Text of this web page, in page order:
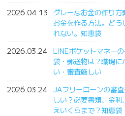
2026.04.13
グレーなお金の作り
お金を作る方法。ど
れない。知恵袋
2026.03.24 LINEポケットマネー
袋・郵送物は？職場
い・審査厳しい
2026.03.24 JAフリーローンの審
しい？必要書類、金
えいくらまで？知恵袋